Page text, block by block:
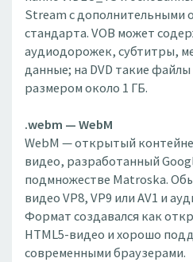
Stream с дополнительными
стандарта. VOB может
аудиодорожек, субтитры,
данные; на DVD такие
размером около 1 ГБ.
.webm — WebM
WebM — открытый
видео, разработанный
подмножестве Matroska.
видео VP8, VP9 или AV1 и
Формат создавался как
HTML5-видео и хорошо
современными браузерами.